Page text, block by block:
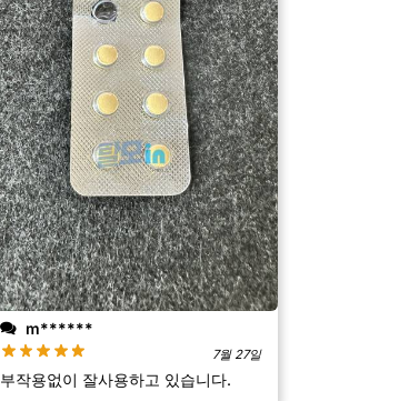
m******
7월 27일
부작용없이 잘사용하고 있습니다.